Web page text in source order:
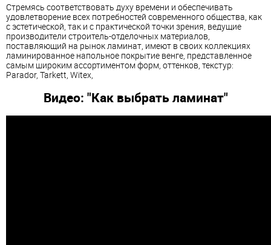
Стремясь соответствовать духу времени и обеспечивать
удовлетворение всех потребностей современного общества, как
с эстетической, так и с практической точки зрения, ведущие
производители строитель-отделочных материалов,
поставляющий на рынок ламинат, имеют в своих коллекциях
ламинированное напольное покрытие венге, представленное
самым широким ассортиментом форм, оттенков, текстур:
Parador, Tarkett, Witex,
Видео: "Как выбрать ламинат"